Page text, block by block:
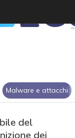
Malware e attacchi
del
dei